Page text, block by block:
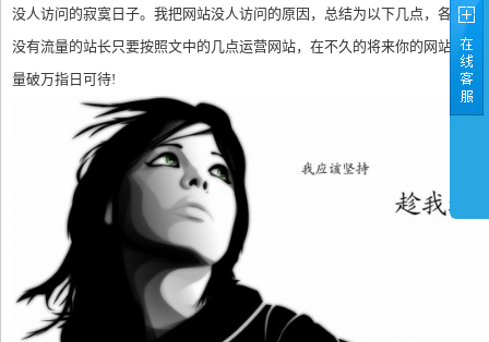
没人访问的寂寞日子。我把网站没人访问的原因，总结为以下几点，各位
没有流量的站长只要按照文中的几点运营网站，在不久的将来你的网站流
量破万指日可待!